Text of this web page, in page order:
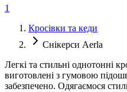
1
Кросівки та кеди
Снікерси Aerla
Легкі та стильні однотонні
виготовлені з гумовою
забезпечено. Одягаємося